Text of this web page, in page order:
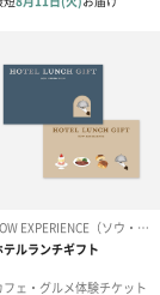
ドフラワーを同
了承くださ